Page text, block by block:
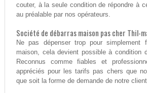
couter, à la seule condition de répondre à
au préalable par nos opérateurs.
Société de débarras maison pas cher Thil-
Ne pas dépenser trop pour
maison, cela devient possible à condition
Reconnus comme fiables et
appréciés pour les tarifs pas chers que
que soit la forme de demande de notre